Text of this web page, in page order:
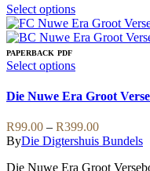
Select optionsThis
product
has
variants.
options
be
chosen
on
the
PAPERBACK PDF
Select optionsThis
has
variants.
The
options
may
Die Nuwe Era Groot
R99.00 – R399.00Price
range:
ByDie Digtershuis Bundels
Die Nuwe Era Groot